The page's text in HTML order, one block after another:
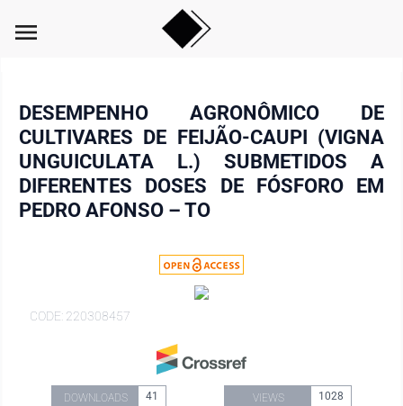
menu
DESEMPENHO AGRONÔMICO DE
CULTIVARES DE FEIJÃO-CAUPI (VIGNA
UNGUICULATA L.) SUBMETIDOS A
DIFERENTES DOSES DE FÓSFORO EM
PEDRO AFONSO – TO
CODE: 220308457
DOWNLOADS 41 VIEWS 1028